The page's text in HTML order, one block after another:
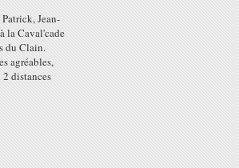
Jean-
la Caval'cade
du Clain.
agréables,
distances